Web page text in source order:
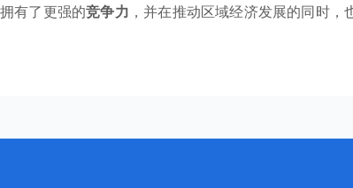
有了更强的竞争力 ，并在推动区域经济发展的同时，